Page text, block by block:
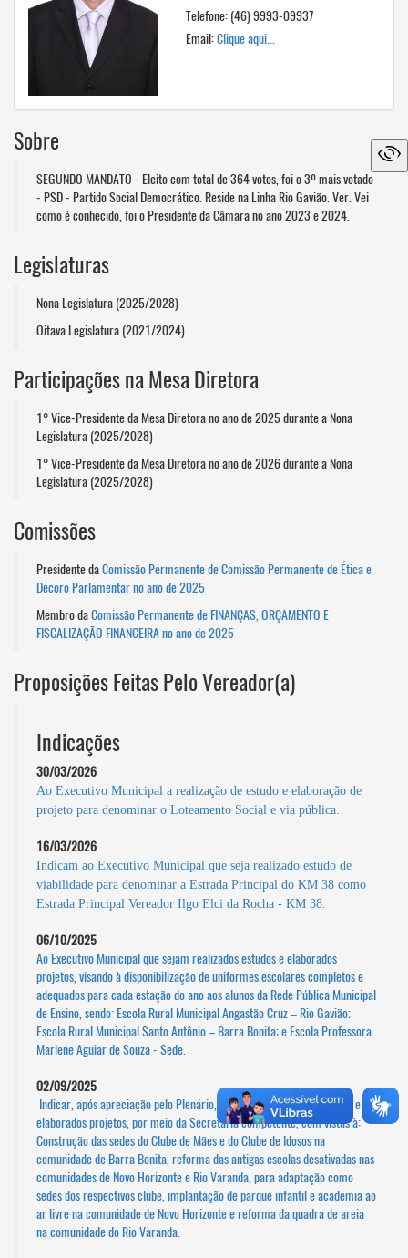
Telefone: (46) 9993-09937
Email:Clique aqui...
Sobre
SEGUNDO MANDATO - Eleito com total de 364 votos, foi o 3º mais votado
- PSD - Partido Social Democrático. Reside na Linha Rio Gavião. Ver. Vei
como é conhecido, foi o Presidente da Câmara no ano 2023 e 2024.
Legislaturas
Nona Legislatura (2025/2028)
Oitava Legislatura (2021/2024)
Participações na Mesa Diretora
1° Vice-Presidente da Mesa Diretora no ano de 2025 durante a Nona
Legislatura (2025/2028)
1° Vice-Presidente da Mesa Diretora no ano de 2026 durante a Nona
Legislatura (2025/2028)
Comissões
Presidente daComissão Permanente de Comissão Permanente de Ética e
Decoro Parlamentar no ano de 2025
Membro daComissão Permanente de FINANÇAS, ORÇAMENTO E
FISCALIZAÇÃO FINANCEIRA no ano de 2025
Proposições Feitas Pelo Vereador(a)
Indicações
30/03/2026
Ao Executivo Municipal a realização de estudo e elaboração de
projeto para denominar o Loteamento Social e via pública.
16/03/2026
Indicam ao Executivo Municipal que seja realizado estudo de
viabilidade para denominar a Estrada Principal do KM 38 como
Estrada Principal Vereador Ilgo Elci da Rocha - KM 38.
06/10/2025
Ao Executivo Municipal que sejam realizados estudos e elaborados
projetos, visando à disponibilização de uniformes escolares completos e
adequados para cada estação do ano aos alunos da Rede Pública Municipal
de Ensino, sendo: Escola Rural Municipal Angastão Cruz – Rio Gavião;
Escola Rural Municipal Santo Antônio – Barra Bonita; e Escola Professora
Marlene Aguiar de Souza - Sede.
02/09/2025
Indicar, após apreciação pelo Plenário, que sejam realizados estudos e
elaborados projetos, por meio da Secretaria competente, com vistas à:
Construção das sedes do Clube de Mães e do Clube de Idosos na
comunidade de Barra Bonita, reforma das antigas escolas desativadas nas
comunidades de Novo Horizonte e Rio Varanda, para adaptação como
sedes dos respectivos clube, implantação de parque infantil e academia ao
ar livre na comunidade de Novo Horizonte e reforma da quadra de areia
na comunidade do Rio Varanda.